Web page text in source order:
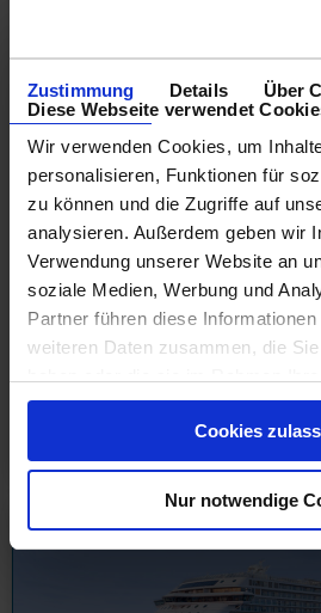
Zustimmung Details
Über
Diese Webseite verwendet
Wir verwenden Cookies, um
personalisieren, Funktionen für
zu können und die Zugriffe auf
analysieren. Außerdem geben wir
Verwendung unserer Website an
soziale Medien, Werbung und
Partner führen diese
weiteren Daten zusammen, die
gesammelt haben.
Cookies
Nur notwendige
Orient-Emirate
Kreuzfahrten
03.03.27 - 15.05.29